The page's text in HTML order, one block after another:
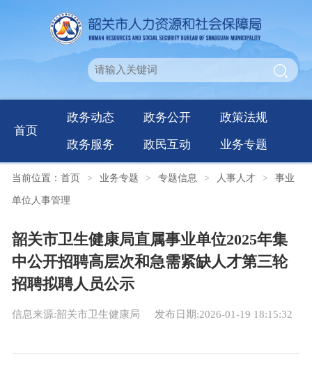
首页
政务动态 政务公开 政策法规
政务服务 政民互动 业务专题
当前位置： 首页 > 业务专题 > 专题信息 > 人事人才 > 事业
单位人事管理
韶关市卫生健康局直属事业单位2025年集
中公开招聘高层次和急需紧缺人才第三轮
招聘拟聘人员公示
信息来源:韶关市卫生健康局 发布日期:2026-01-19 18:15:32